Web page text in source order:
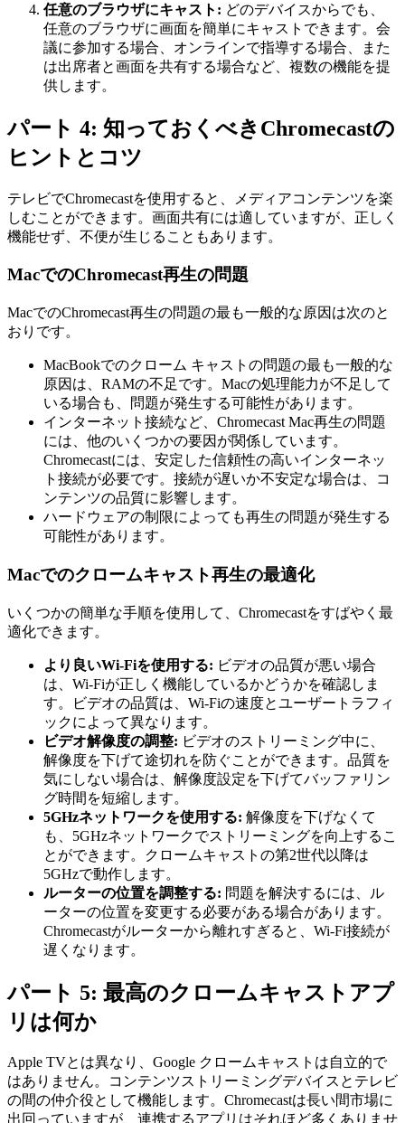
任意のブラウザにキャスト: どのデバイスからでも、
任意のブラウザに画面を簡単にキャストできます。会
議に参加する場合、オンラインで指導する場合、また
は出席者と画面を共有する場合など、複数の機能を提
供します。
パート 4: 知っておくべきChromecastの
ヒントとコツ
テレビでChromecastを使用すると、メディアコンテンツを楽
しむことができます。画面共有には適していますが、正しく
機能せず、不便が生じることもあります。
MacでのChromecast再生の問題
MacでのChromecast再生の問題の最も一般的な原因は次のと
おりです。
MacBookでのクローム キャストの問題の最も一般的な
原因は、RAMの不足です。Macの処理能力が不足して
いる場合も、問題が発生する可能性があります。
インターネット接続など、Chromecast Mac再生の問題
には、他のいくつかの要因が関係しています。
Chromecastには、安定した信頼性の高いインターネッ
ト接続が必要です。接続が遅いか不安定な場合は、コ
ンテンツの品質に影響します。
ハードウェアの制限によっても再生の問題が発生する
可能性があります。
Macでのクロームキャスト再生の最適化
いくつかの簡単な手順を使用して、Chromecastをすばやく最
適化できます。
より良いWi-Fiを使用する: ビデオの品質が悪い場合
は、Wi-Fiが正しく機能しているかどうかを確認しま
す。ビデオの品質は、Wi-Fiの速度とユーザートラフィ
ックによって異なります。
ビデオ解像度の調整: ビデオのストリーミング中に、
解像度を下げて途切れを防ぐことができます。品質を
気にしない場合は、解像度設定を下げてバッファリン
グ時間を短縮します。
5GHzネットワークを使用する: 解像度を下げなくて
も、5GHzネットワークでストリーミングを向上するこ
とができます。クロームキャストの第2世代以降は
5GHzで動作します。
ルーターの位置を調整する: 問題を解決するには、ル
ーターの位置を変更する必要がある場合があります。
Chromecastがルーターから離れすぎると、Wi-Fi接続が
遅くなります。
パート 5: 最高のクロームキャストアプ
リは何か
Apple TVとは異なり、Google クロームキャストは自立的で
はありません。コンテンツストリーミングデバイスとテレビ
の間の仲介役として機能します。Chromecastは長い間市場に
出回っていますが、連携するアプリはそれほど多くありませ